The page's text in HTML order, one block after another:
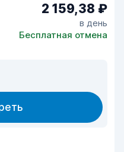
2 159,38 ₽
в день
Бесплатная отмена